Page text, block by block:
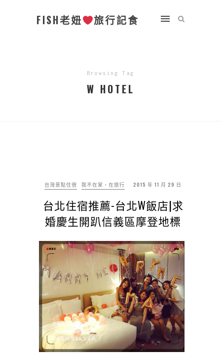
FISH老妞 旅行記食
Browsing Tag
W HOTEL
台灣景點住宿 我不在家，在旅行 2015 年 11 月 29 日
台北住宿推薦-台北W飯店|求
婚慶生開趴信義區摩登地標